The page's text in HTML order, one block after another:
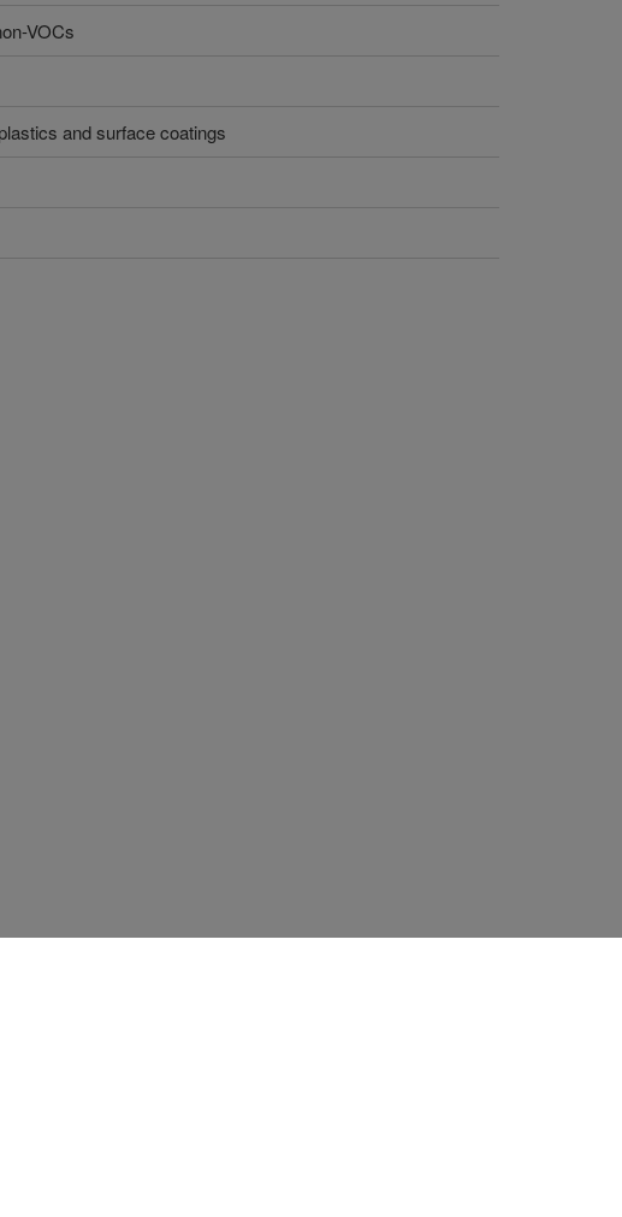
VOCs
and surface coatings